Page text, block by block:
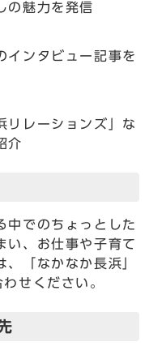
の魅力を発信
ンタビュー記事を
レーションズ」な
介
でのちょっとした
い、お仕事や子育て
、「なかなか長浜」
せください。